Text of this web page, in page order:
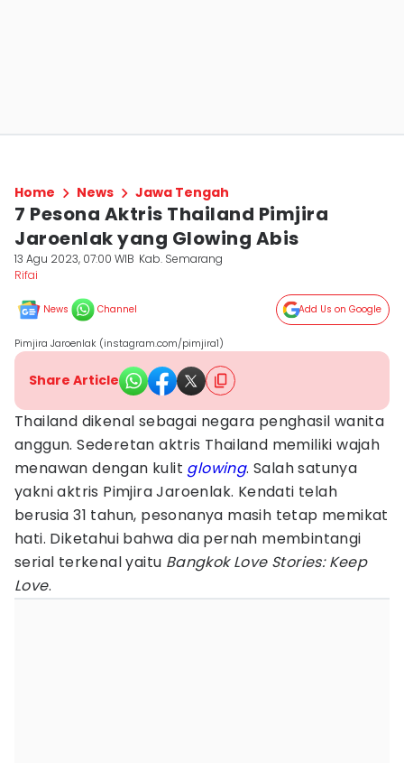
Home News Jawa Tengah
7 Pesona Aktris Thailand Pimjira
Jaroenlak yang Glowing Abis
13 Agu 2023, 07:00 WIB Kab. Semarang
Rifai
News Channel Add Us on Google
Pimjira Jaroenlak (instagram.com/pimjira1)
Share Article
Thailand dikenal sebagai negara penghasil wanita
anggun. Sederetan aktris Thailand memiliki wajah
menawan dengan kulit glowing. Salah satunya
yakni aktris Pimjira Jaroenlak. Kendati telah
berusia 31 tahun, pesonanya masih tetap memikat
hati. Diketahui bahwa dia pernah membintangi
serial terkenal yaitu Bangkok Love Stories: Keep
Love.